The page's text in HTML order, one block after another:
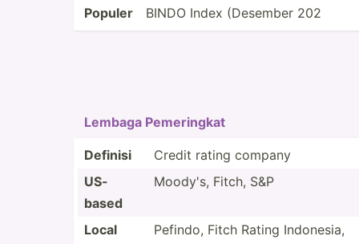
Populer
BINDO Index (Desember 202
Lembaga Pemeri­ngkat
Definisi
Credit rating company
US-
based
Moody's, Fitch, S&P
Local
Pefindo, Fitch Rating Indonesia,